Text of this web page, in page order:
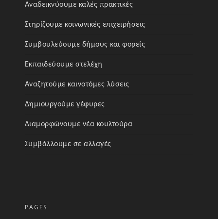
Αναδεικνύουμε καλές πρακτικές
Στηρίζουμε κοινωνικές επιχειρήσεις
Συμβουλεύουμε δήμους και φορείς
Εκπαιδεύουμε στελέχη
Αναζητούμε καινοτόμες λύσεις
Δημιουργούμε γέφυρες
Διαμορφώνουμε νέα κουλτούρα
Συμβάλλουμε σε αλλαγές
PAGES